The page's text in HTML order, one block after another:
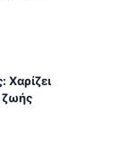
Χαρίζει
ζωής